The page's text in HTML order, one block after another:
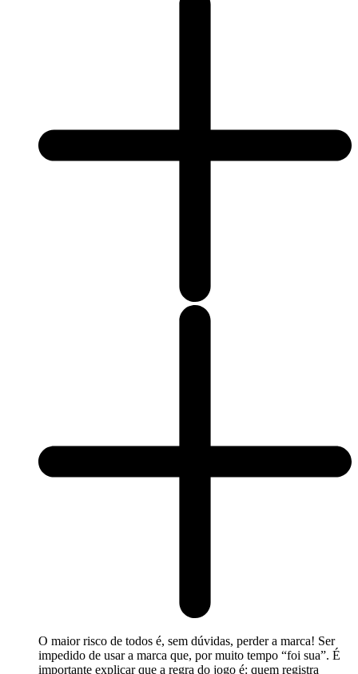
O maior risco de todos é, sem dúvidas, perder a marca! Ser
impedido de usar a marca que, por muito tempo “foi sua”. É
importante explicar que a regra do jogo é: quem registra